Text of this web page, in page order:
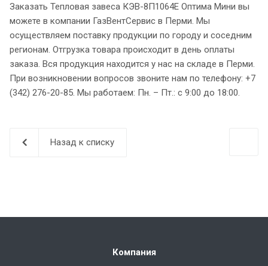
Заказать Тепловая завеса КЭВ-8П1064E Оптима Мини вы
можете в компании ГазВентСервис в Перми. Мы
осуществляем поставку продукции по городу и соседним
регионам. Отгрузка товара происходит в день оплаты
заказа. Вся продукция находится у нас на складе в Перми.
При возникновении вопросов звоните нам по телефону: +7
(342) 276-20-85. Мы работаем: Пн. – Пт.: с 9:00 до 18:00.
Назад к списку
Компания